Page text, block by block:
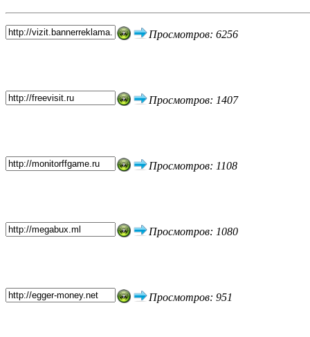
Просмотров: 6256
Просмотров: 1407
Просмотров: 1108
Просмотров: 1080
Просмотров: 951